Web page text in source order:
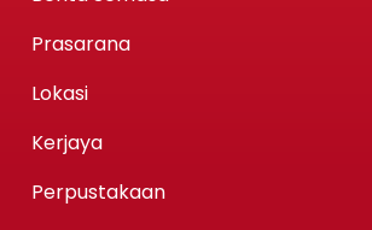
Prasarana
Lokasi
Kerjaya
Perpustakaan